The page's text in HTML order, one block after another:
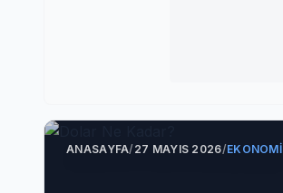
ANASAYFA/27 MAYIS 2026/EKONOMI